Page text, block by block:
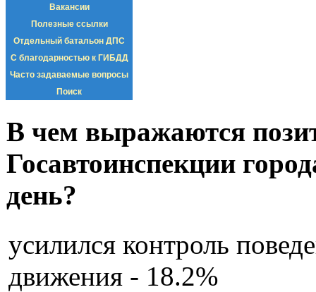
Вакансии
Полезные ссылки
Отдельный батальон ДПС
С благодарностью к ГИБДД
Часто задаваемые вопросы
Поиск
В чем выражаются
Госавтоинспекции
день?
усилился контроль
движения - 18.2%